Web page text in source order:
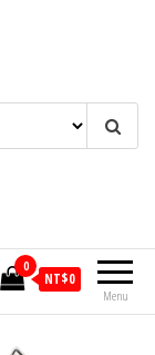
Menu
0
NT$0